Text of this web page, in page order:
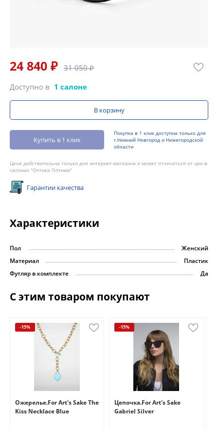
24 840 ₽ 31 050 ₽
Доступно в 1 салоне
В корзину
Купить в 1 клик
Покупка в 1 клик доступна только для
г.Нижний Новгород и Нижегородской
области
Цена действительна только для интернет-магазина и может отличаться от цен в
салонах "Оптика Оптима"
Гарантии качества
Характеристики
Пол
Женский
Материал
Пластик
Футляр в комплекте
Да
С этим товаром покупают
-15%
Ожерелье.For Art's Sake The
Kiss Necklace Blue
-15%
Цепочка.For Art's Sake
Gabriel Silver